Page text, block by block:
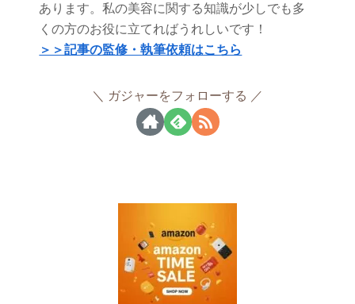
あります。私の美容に関する知識が少しでも多
くの方のお役に立てればうれしいです！
＞＞記事の監修・執筆依頼はこちら
ガジャーをフォローする